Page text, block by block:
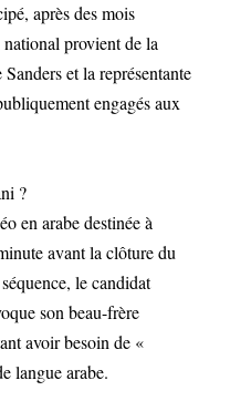
après des mois
national provient de la
et la représentante
engagés aux
?
en arabe destinée à
avant la clôture du
le candidat
son beau-frère
avoir besoin de «
langue arabe.